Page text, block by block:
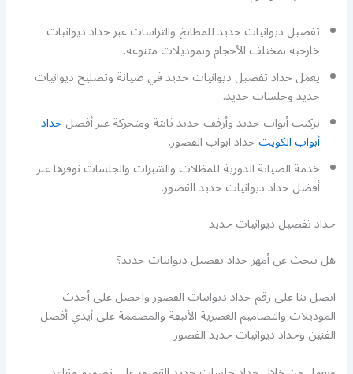
تفصيل ديوانيات حديد للمطابخ والتراسات عبر حداد ديوانيات
خارجية بمختلف الأحجام وبموديلات متنوعة.
يعمل حداد تفصيل ديوانيات حديد في صيانة وتصليح ديوانيات
حديد وجلسات حديد.
تركيب أبواب حديد وأرفف حديد ثابتة ومتحركة عبر أفضلحداد
أبواب الكويتحداد ابواب القصور.
خدمة الصيانة الدورية للمظلات والشبرات والجلسات نوفرها عبر
أفضل حداد ديوانيات حديد القصور.
حداد تفصيل ديوانيات حديد
هل تبحث عن أمهر حداد تفصيل ديوانيات حديد؟
اتصل بنا على رقم حداد ديوانيات القصور واحصل على أحدث
الموديلات والتصاميم العصرية الأنيقة والمصممة على أيدي أفضل
الفنين وحداد ديوانيات حديد القصور.